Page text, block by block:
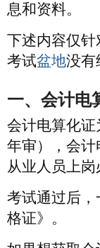
息和资料。
下述内容仅
考试盆地没有
一、会计电
会计电算化
年审），会
从业人员上岗
考试通过后
格证》。